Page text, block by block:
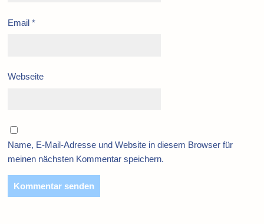
Email *
Webseite
Name, E-Mail-Adresse und Website in diesem Browser für
meinen nächsten Kommentar speichern.